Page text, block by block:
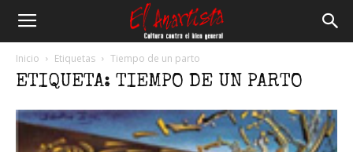
Inicio Etiquetas Tiempo de un parto
ETIQUETA: TIEMPO DE UN PARTO